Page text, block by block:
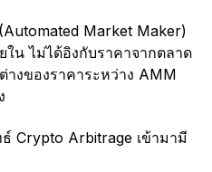
Market Maker)
น ไม่ได้อิงกับราคาจากตลาด
งของราคาระหว่าง AMM
Crypto Arbitrage เข้ามามี